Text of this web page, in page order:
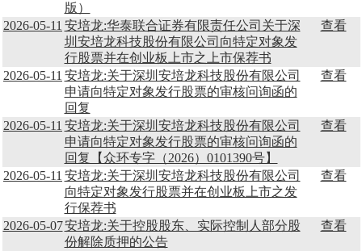
版）
2026-05-11 安培龙:华泰联合证券有限责任公司关于深
圳安培龙科技股份有限公司向特定对象发
行股票并在创业板上市之上市保荐书
查看
2026-05-11 安培龙:关于深圳安培龙科技股份有限公司
申请向特定对象发行股票的审核问询函的
回复
查看
2026-05-11 安培龙:关于深圳安培龙科技股份有限公司
申请向特定对象发行股票的审核问询函的
回复【众环专字（2026）0101390号】
查看
2026-05-11 安培龙:关于深圳安培龙科技股份有限公司
向特定对象发行股票并在创业板上市之发
行保荐书
查看
2026-05-07安培龙:关于控股股东、实际控制人部分股
份解除质押的公告
查看